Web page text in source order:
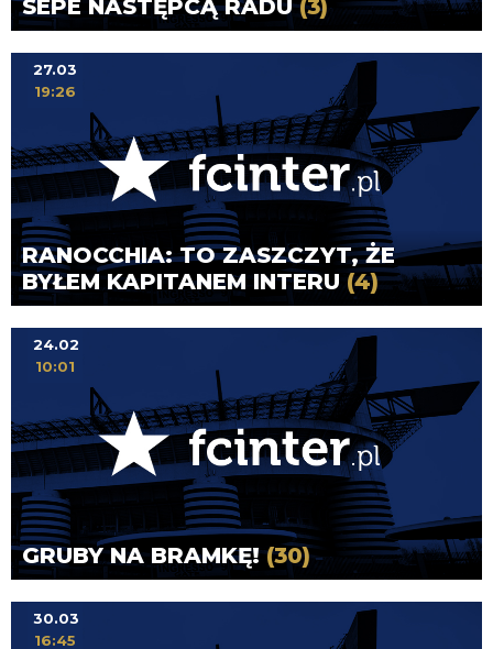
SEPE NASTĘPCĄ RADU(3)
RANOCCHIA: TO ZASZCZYT, ŻE
BYŁEM KAPITANEM INTERU (4)
27.03
19:26
GRUBY NA BRAMKĘ!(30)
24.02
10:01
30.03
16:45